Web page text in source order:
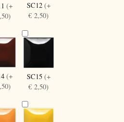
(+
SC12 (+
€ 2,50)
(+
SC15 (+
€ 2,50)